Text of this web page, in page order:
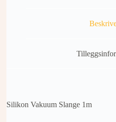
Silikon Vakuum Slange 1m